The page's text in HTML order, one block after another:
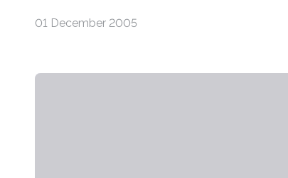
01 December 2005